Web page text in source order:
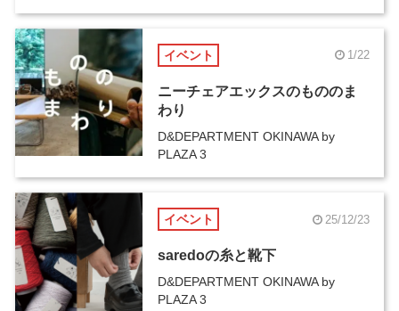
イベント 1/22
ニーチェアエックスのもののま
わり
D&DEPARTMENT OKINAWA by
PLAZA 3
イベント 25/12/23
saredoの糸と靴下
D&DEPARTMENT OKINAWA by
PLAZA 3